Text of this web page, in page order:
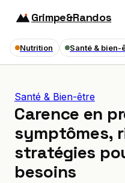
Grimpe&Randos
Nutrition Santé & bien-
Santé & Bien-être
Carence en
symptômes,
stratégies
besoins